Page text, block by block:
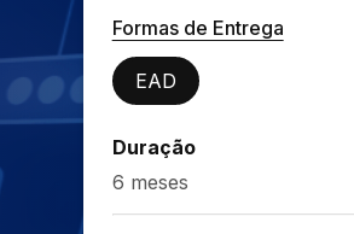
Formas de Entrega
EAD
Duração
6 meses